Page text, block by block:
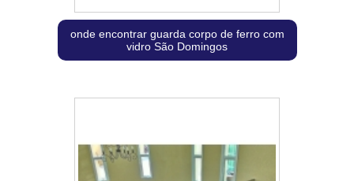
onde encontrar guarda corpo de ferro com
vidro São Domingos